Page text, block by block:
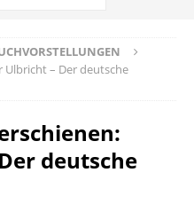
Ulbricht – Der deutsche
deutsche